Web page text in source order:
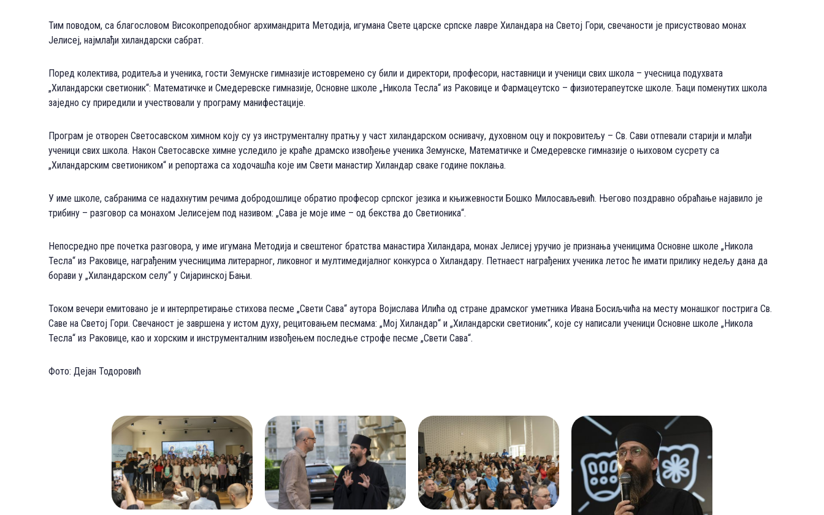
Тим поводом, са благословом Високопреподобног архимандрита Методија, игумана Свете царске српске лавре Хиландара на Светој Гори, свечаности је присуствовао монах
Јелисеј, најмлађи хиландарски сабрат.
Поред колектива, родитеља и ученика, гости Земунске гимназије истовремено су били и директори, професори, наставници и ученици свих школа – учесница подухвата
„Хиландарски светионик“: Математичке и Смедеревске гимназије, Основне школе „Никола Тесла“ из Раковице и Фармацеутско – физиотерапеутске школе. Ђаци поменутих школа
заједно су приредили и учествовали у програму манифестације.
Програм је отворен Светосавском химном коју су уз инструменталну пратњу у част хиландарском оснивачу, духовном оцу и покровитељу – Св. Сави отпевали старији и млађи
ученици свих школа. Након Светосавске химне уследило је краће драмско извођење ученика Земунске, Математичке и Смедеревске гимназије о њиховом сусрету са
„Хиландарским светиоником“ и репортажа са ходочашћа које им Свети манастир Хиландар сваке године поклања.
У име школе, сабранима се надахнутим речима добродошлице обратио професор српског језика и књижевности Бошко Милосављевић. Његово поздравно обраћање најавило је
трибину – разговор са монахом Јелисејем под називом: „Сава је моје име – од бекства до Светионика“.
Непосредно пре почетка разговора, у име игумана Методија и свештеног братства манастира Хиландара, монах Јелисеј уручио је признања ученицима Основне школе „Никола
Тесла“ из Раковице, награђеним учесницима литерарног, ликовног и мултимедијалног конкурса о Хиландару. Петнаест награђених ученика летос ће имати прилику недељу дана да
борави у „Хиландарском селу“ у Сијаринској Бањи.
Током вечери емитовано је и интерпретирање стихова песме „Свети Сава“ аутора Војислава Илића од стране драмског уметника Ивана Босиљчића на месту монашког пострига Св.
Саве на Светој Гори. Свечаност је завршена у истом духу, рецитовањем песмама: „Мој Хиландар“ и „Хиландарски светионик“, које су написали ученици Основне школе „Никола
Тесла“ из Раковице, као и хорским и инструменталним извођењем последње строфе песме „Свети Сава“.
Фото: Дејан Тодоровић